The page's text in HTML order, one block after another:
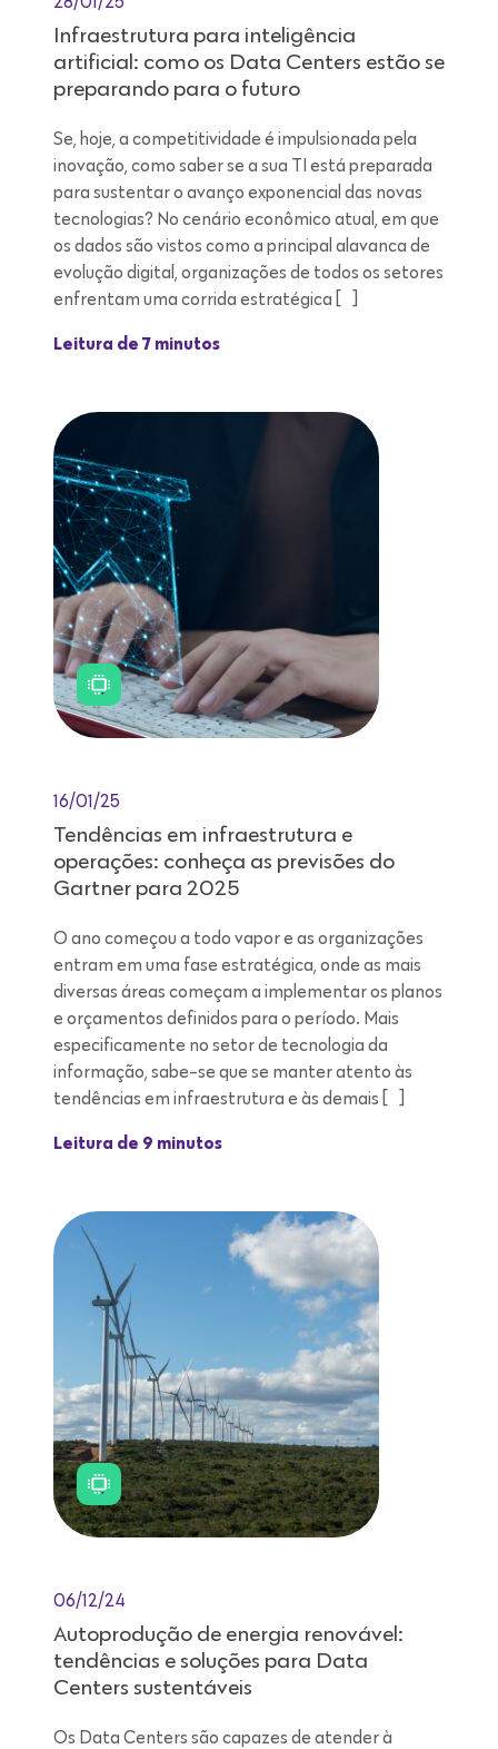
Infraestrutura para inteligência
artificial: como os Data Centers estão se
preparando para o futuro
Se, hoje, a competitividade é impulsionada pela
inovação, como saber se a sua TI está preparada
para sustentar o avanço exponencial das novas
tecnologias? No cenário econômico atual, em que
os dados são vistos como a principal alavanca de
evolução digital, organizações de todos os setores
enfrentam uma corrida estratégica […]
Leitura de 7 minutos
16/01/25
Tendências em infraestrutura e
operações: conheça as previsões do
Gartner para 2025
O ano começou a todo vapor e as organizações
entram em uma fase estratégica, onde as mais
diversas áreas começam a implementar os planos
e orçamentos definidos para o período. Mais
especificamente no setor de tecnologia da
informação, sabe-se que se manter atento às
tendências em infraestrutura e às demais […]
Leitura de 9 minutos
06/12/24
Autoprodução de energia renovável:
tendências e soluções para Data
Centers sustentáveis
Os Data Centers são capazes de atender à